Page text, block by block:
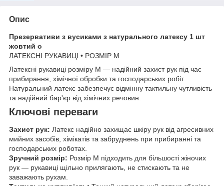
Опис
Презервативи з вусиками з натурального латексу 1 шт
жовтий о
ЛАТЕКСНІ РУКАВИЦІ • РОЗМІР M
Латексні рукавиці розміру M — надійний захист рук під час
прибирання, хімічної обробки та господарських робіт.
Натуральний латекс забезпечує відмінну тактильну чутливість
та надійний бар'єр від хімічних речовин.
Ключові переваги
Захист рук: Латекс надійно захищає шкіру рук від агресивних
мийних засобів, хімікатів та забруднень при прибиранні та
господарських роботах.
Зручний розмір: Розмір M підходить для більшості жіночих
рук — рукавиці щільно прилягають, не стискають та не
заважають рухам.